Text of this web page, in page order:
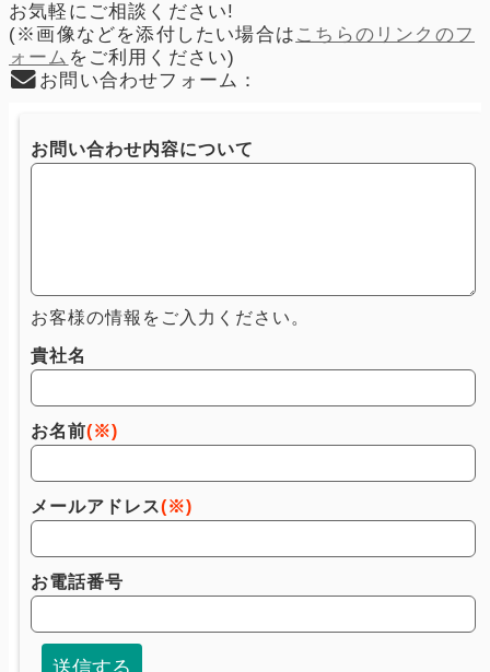
お気軽にご相談ください!
(※画像などを添付したい場合は こちらのリンクのフ
ォーム をご利用ください)
お問い合わせフォーム：